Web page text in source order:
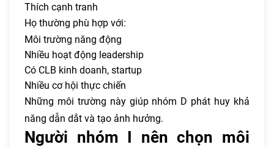
Thích cạnh tranh
Họ thường phù hợp với:
Môi trường năng động
Nhiều hoạt động leadership
Có CLB kinh doanh, startup
Nhiều cơ hội thực chiến
Những môi trường này giúp nhóm D phát huy khả
năng dẫn dắt và tạo ảnh hưởng.
Người nhóm I nên chọn môi